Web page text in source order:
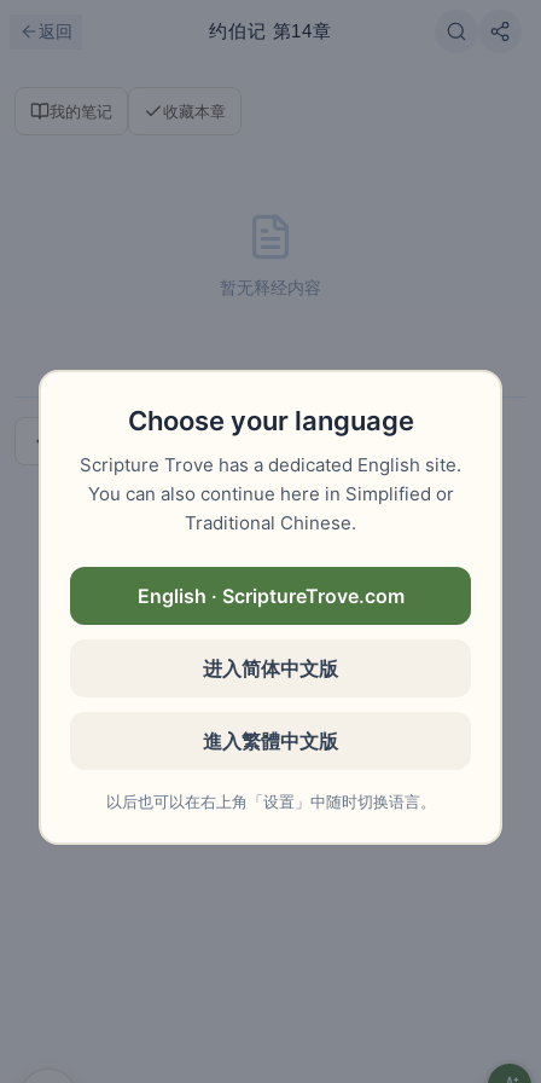
返回 约伯记 第14章
我的笔记 收藏本章
暂无释经内容
Choose your language
Scripture Trove has a dedicated English site.
You can also continue here in Simplified or
Traditional Chinese.
English · ScriptureTrove.com
进入简体中文版
進入繁體中文版
以后也可以在右上角「设置」中随时切换语言。